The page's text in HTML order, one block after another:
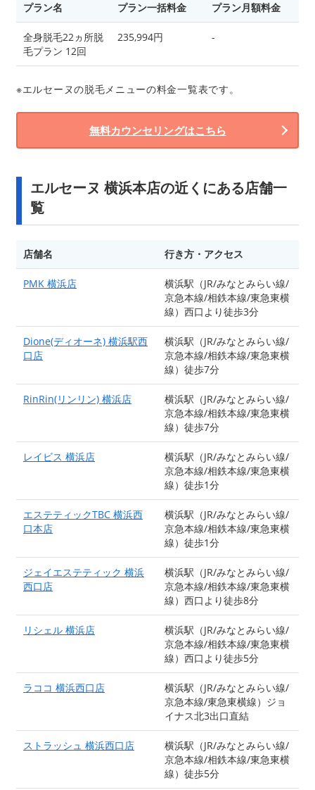
プラン名 プラン一括料金 プラン月額料金
全身脱毛22ヵ所脱
毛プラン 12回
235,994円 -
※エルセーヌの脱毛メニューの料金一覧表です。
無料カウンセリングはこちら
エルセーヌ 横浜本店の近くにある店舗一
覧
店舗名 行き方・アクセス
PMK 横浜店
横浜駅（JR/みなとみらい線/
京急本線/相鉄本線/東急東横
線）西口より徒歩3分
Dione(ディオーネ) 横浜駅西
口店
横浜駅（JR/みなとみらい線/
京急本線/相鉄本線/東急東横
線）徒歩7分
RinRin(リンリン) 横浜店
横浜駅（JR/みなとみらい線/
京急本線/相鉄本線/東急東横
線）徒歩7分
レイビス 横浜店
横浜駅（JR/みなとみらい線/
京急本線/相鉄本線/東急東横
線）徒歩1分
エステティックTBC 横浜西
口本店
横浜駅（JR/みなとみらい線/
京急本線/相鉄本線/東急東横
線）徒歩1分
ジェイエステティック 横浜
西口店
横浜駅（JR/みなとみらい線/
京急本線/相鉄本線/東急東横
線）西口より徒歩8分
リシェル 横浜店
横浜駅（JR/みなとみらい線/
京急本線/相鉄本線/東急東横
線）西口より徒歩5分
ラココ 横浜西口店
横浜駅（JR/みなとみらい線/
京急本線/東急東横線）ジョ
イナス北3出口直結
ストラッシュ 横浜西口店
横浜駅（JR/みなとみらい線/
京急本線/相鉄本線/東急東横
線）徒歩5分